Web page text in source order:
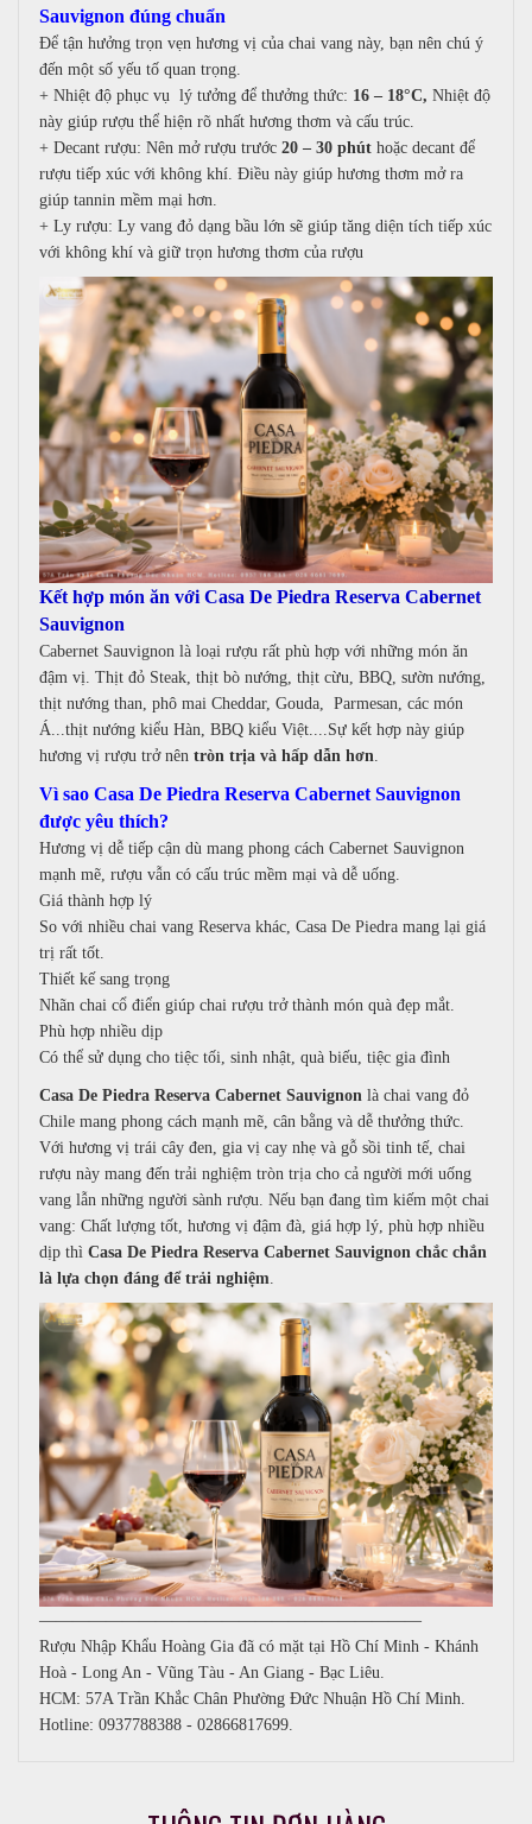
Sauvignon đúng chuẩn
Để tận hưởng trọn vẹn hương vị của chai vang này, bạn nên chú ý
đến một số yếu tố quan trọng.
+Nhiệt độ phục vụ lý tưởng để thưởng thức: 16 – 18°C,Nhiệt độ
này giúp rượu thể hiện rõ nhất hương thơm và cấu trúc.
+Decant rượu:Nên mở rượu trước20 – 30 phút hoặc decant để
rượu tiếp xúc với không khí.Điều này giúp hương thơm mở ra
giúp tannin mềm mại hơn.
+Ly rượu:Ly vang đỏ dạng bầu lớn sẽ giúp tăng diện tích tiếp xúc
với không khí và giữ trọn hương thơm của rượu
Kết hợp món ăn với Casa De Piedra Reserva Cabernet
Sauvignon
Cabernet Sauvignon là loại rượu rất phù hợp với những món ăn
đậm vị.Thịt đỏ Steak, thịt bò nướng, thịt cừu,BBQ,sườn nướng,
thịt nướng than, phô mai Cheddar,Gouda, Parmesan, các món
Á...thịt nướng kiểu Hàn,BBQ kiểu Việt.... Sự kết hợp này giúp
hương vị rượu trở nêntròn trịa và hấp dẫn hơn
Vì sao Casa De Piedra Reserva Cabernet Sauvignon
được yêu thích?
Hương vị dễ tiếp cận dù mang phong cách Cabernet Sauvignon
mạnh mẽ, rượu vẫn có cấu trúc mềm mại và dễ uống.
Giá thành hợp lý
So với nhiều chai vang Reserva khác, Casa De Piedra mang lại giá
trị rất tốt.
Thiết kế sang trọng
Nhãn chai cổ điển giúp chai rượu trở thành món quà đẹp mắt.
Phù hợp nhiều dịp
Có thể sử dụng cho tiệc tối, sinh nhật, quà biếu, tiệc gia đình
Casa De Piedra Reserva Cabernet Sauvignon là chai vang đỏ
Chile mang phong cách mạnh mẽ, cân bằng và dễ thưởng thức.
Với hương vị trái cây đen, gia vị cay nhẹ và gỗ sồi tinh tế, chai
rượu này mang đến trải nghiệm tròn trịa cho cả người mới uống
vang lẫn những người sành rượu.Nếu bạn đang tìm kiếm một chai
vang:Chất lượng tốt, hương vị đậm đà, giá hợp lý, phù hợp nhiều
dịpthìCasa De Piedra Reserva Cabernet Sauvignon chắc chắn
là lựa chọn đáng để trải nghiệm
———————————————————————
Rượu Nhập Khẩu Hoàng Gia đã có mặt tại Hồ Chí Minh - Khánh
Hoà - Long An - Vũng Tàu - An Giang - Bạc Liêu.
HCM: 57A Trần Khắc Chân Phường Đức Nhuận Hồ Chí Minh.
Hotline: 0937788388 - 02866817699.